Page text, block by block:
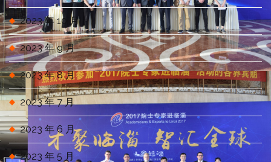
2023 年 10 月
2023 年 9 月
2023 年 8 月
2023 年 7 月
2023 年 6 月
2023 年 5 月